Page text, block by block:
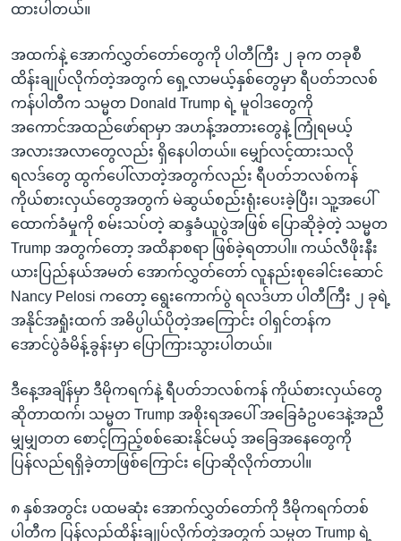
သို့
ရန်
ထားပါတယ်။
အထက်နဲ့ အောက်လွှတ်တော်တွေကို ပါတီကြီး ၂ ခုက တခုစီ
ထိန်းချုပ်လိုက်တဲ့အတွက် ရှေ့လာမယ့်နှစ်တွေမှာ ရီပတ်ဘလစ်
ကန်ပါတီက သမ္မတ Donald Trump ရဲ့ မူဝါဒတွေကို
အကောင်အထည်ဖော်ရာမှာ အဟန့်အတားတွေနဲ့ ကြုံရမယ့်
အလားအလာတွေလည်း ရှိနေပါတယ်။ မျှော်လင့်ထားသလို
ရလဒ်တွေ ထွက်ပေါ်လာတဲ့အတွက်လည်း ရီပတ်ဘလစ်ကန်
ကိုယ်စားလှယ်တွေအတွက် မဲဆွယ်စည်းရုံးပေးခဲ့ပြီး၊ သူ့အပေါ်
ထောက်ခံမှုကို စမ်းသပ်တဲ့ ဆန္ဒခံယူပွဲအဖြစ် ပြောဆိုခဲ့တဲ့ သမ္မတ
Trump အတွက်တော့ အထိနာစရာ ဖြစ်ခဲ့ရတာပါ။ ကယ်လီဖိုးနီး
ယားပြည်နယ်အမတ် အောက်လွှတ်တော် လူနည်းစုခေါင်းဆောင်
Nancy Pelosi ကတော့ ရွေးကောက်ပွဲ ရလဒ်ဟာ ပါတီကြီး ၂ ခုရဲ့
အနိုင်အရှုံးထက် အဓိပ္ပါယ်ပိုတဲ့အကြောင်း ဝါရှင်တန်က
အောင်ပွဲခံမိန့်ခွန်းမှာ ပြောကြားသွားပါတယ်။
ဒီနေ့အချိန်မှာ ဒီမိုကရက်နဲ့ ရီပတ်ဘလစ်ကန် ကိုယ်စားလှယ်တွေ
ဆိုတာထက်၊ သမ္မတ Trump အစိုးရအပေါ် အခြေခံဥပဒေနဲ့အညီ
မျှမျှတတ စောင့်ကြည့်စစ်ဆေးနိုင်မယ့် အခြေအနေတွေကို
ပြန်လည်ရရှိခဲ့တာဖြစ်ကြောင်း ပြောဆိုလိုက်တာပါ။
၈ နှစ်အတွင်း ပထမဆုံး အောက်လွှတ်တော်ကို ဒီမိုကရက်တစ်
ပါတီက ပြန်လည်ထိန်းချုပ်လိုက်တဲ့အတွက် သမ္မတ Trump ရဲ့